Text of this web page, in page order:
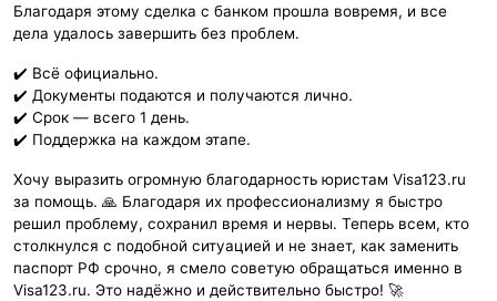
Благодаря этому сделка с банком прошла вовремя, и все
дела удалось завершить без проблем.
✔️ Всё официально.
✔️ Документы подаются и получаются лично.
✔️ Срок — всего 1 день.
✔️ Поддержка на каждом этапе.
Хочу выразить огромную благодарность юристам Visa123.ru
за помощь. 🙏 Благодаря их профессионализму я быстро
решил проблему, сохранил время и нервы. Теперь всем, кто
столкнулся с подобной ситуацией и не знает, как заменить
паспорт РФ срочно, я смело советую обращаться именно в
Visa123.ru. Это надёжно и действительно быстро! 🚀